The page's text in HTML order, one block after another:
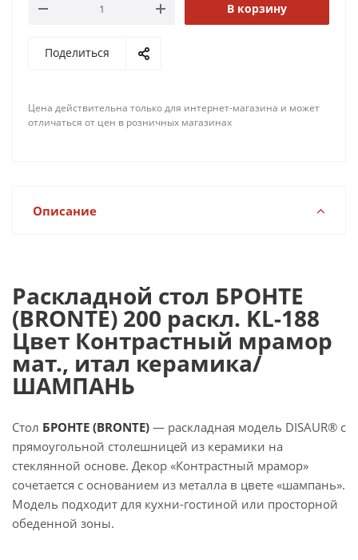
В корзину
Поделиться
Цена действительна только для интернет-магазина и может
отличаться от цен в розничных магазинах
Описание
Раскладной стол БРОНТЕ
(BRONTE) 200 раскл. KL-188
Цвет Контрастный мрамор
мат., итал керамика/
ШАМПАНЬ
Стол БРОНТЕ (BRONTE) — раскладная модель DISAUR® с
прямоугольной столешницей из керамики на
стеклянной основе. Декор «Контрастный мрамор»
сочетается с основанием из металла в цвете «шампань».
Модель подходит для кухни-гостиной или просторной
обеденной зоны.